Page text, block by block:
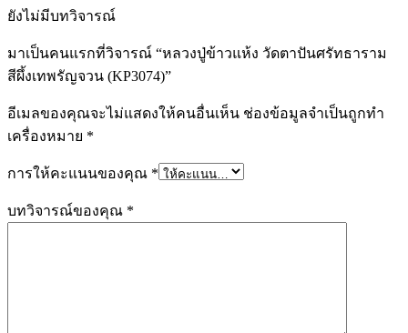
ยังไม่มีบทวิจารณ์
มาเป็นคนแรกที่วิจารณ์ “หลวงปู่ข้าวแห้ง วัดตาปันศรัทธาราม
สีผึ้งเทพรัญจวน (KP3074)”
อีเมลของคุณจะไม่แสดงให้คนอื่นเห็น ช่องข้อมูลจำเป็นถูกทำ
เครื่องหมาย *
การให้คะแนนของคุณ *
บทวิจารณ์ของคุณ *